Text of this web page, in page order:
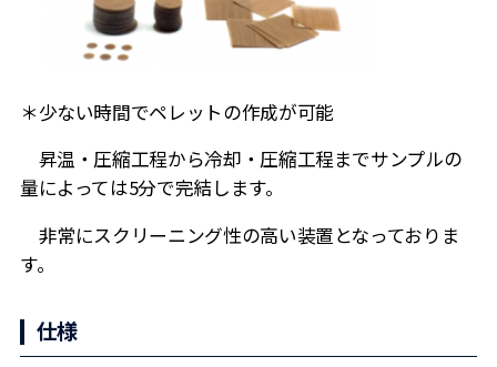
＊少ない時間でペレットの作成が可能
昇温・圧縮工程から冷却・圧縮工程までサンプルの
量によっては5分で完結します。
非常にスクリーニング性の高い装置となっておりま
す。
仕様